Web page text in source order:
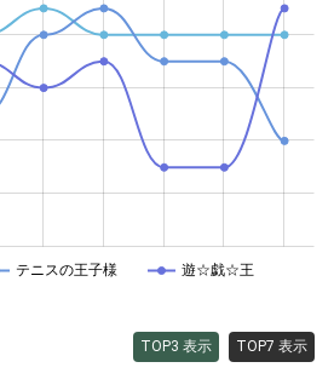
テニスの王子様 遊☆戯☆王
TOP3 表示 TOP7 表示